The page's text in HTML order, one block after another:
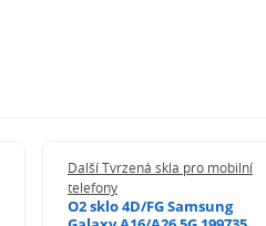
Další Tvrzená skla pro mobilní
telefony
O2 sklo 4D/FG Samsung